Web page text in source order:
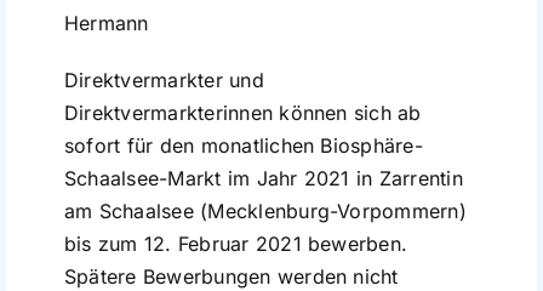
Shop
Hermann
Direktvermarkter und
Direktvermarkterinnen können sich ab
sofort für den monatlichen Biosphäre-
Schaalsee-Markt im Jahr 2021 in Zarrentin
am Schaalsee (Mecklenburg-Vorpommern)
bis zum 12. Februar 2021 bewerben.
Spätere Bewerbungen werden nicht